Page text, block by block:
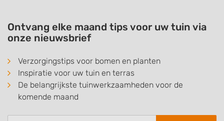
Ontvang elke maand tips voor uw tuin via
onze nieuwsbrief
Verzorgingstips voor bomen en planten
Inspiratie voor uw tuin en terras
De belangrijkste tuinwerkzaamheden voor de
komende maand